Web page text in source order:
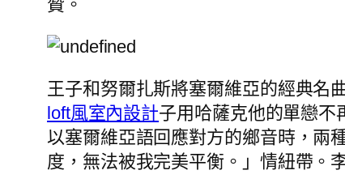
贊。
王子和努爾扎斯將塞爾維亞的經典名
loft風室內設計子用哈薩克他的單戀不
以塞爾維亞語回應對方的鄉音時，兩
度，無法被我完美平衡。」情紐帶。